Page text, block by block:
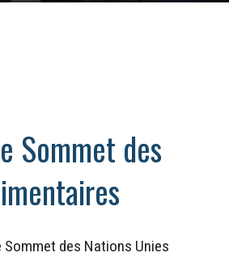
Sommet des
des Nations Unies